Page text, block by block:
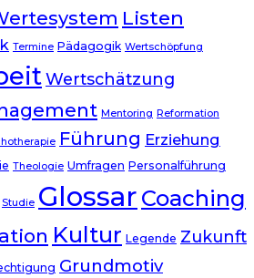
Listen
Termine Pädagogik Wertschöpfung
Wertschätzung
Mentoring Reformation
Führung Erziehung
Theologie Umfragen Personalführung
Studie Glossar Coaching
Kultur Legende Zukunft
Grundmotiv